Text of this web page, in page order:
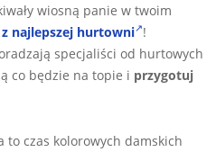
wiosną panie w twoim
z najlepszej hurtowni !
specjaliści od hurtowych
co będzie na topie i przygotuj
to czas kolorowych damskich